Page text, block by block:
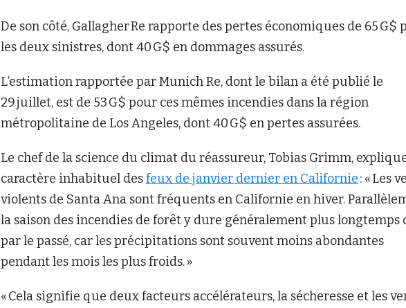
De son côté, Gallagher Re rapporte des pertes économiques de 65 G$
les deux sinistres, dont 40 G$ en dommages assurés.
L’estimation rapportée par Munich Re, dont le bilan a été publié le
29 juillet, est de 53 G$ pour ces mêmes incendies dans la région
métropolitaine de Los Angeles, dont 40 G$ en pertes assurées.
Le chef de la science du climat du réassureur, Tobias Grimm,
caractère inhabituel desfeux de janvier dernier en Californie: « Les
violents de Santa Ana sont fréquents en Californie en hiver.
la saison des incendies de forêt y dure généralement plus longtemps
par le passé, car les précipitations sont souvent moins abondantes
pendant les mois les plus froids. »
« Cela signifie que deux facteurs accélérateurs, la sécheresse et les